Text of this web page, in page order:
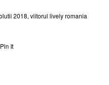
2018, viitorul lively romania
Pin It